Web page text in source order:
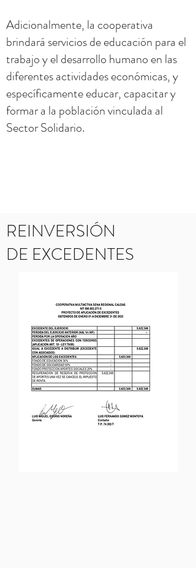
Adicionalmente, la cooperativa
brindará servicios de educación para el
trabajo y el desarrollo humano en las
diferentes actividades económicas, y
específicamente educar, capacitar y
formar a la población vinculada al
Sector Solidario.
REINVERSIÓN
DE EXCEDENTES